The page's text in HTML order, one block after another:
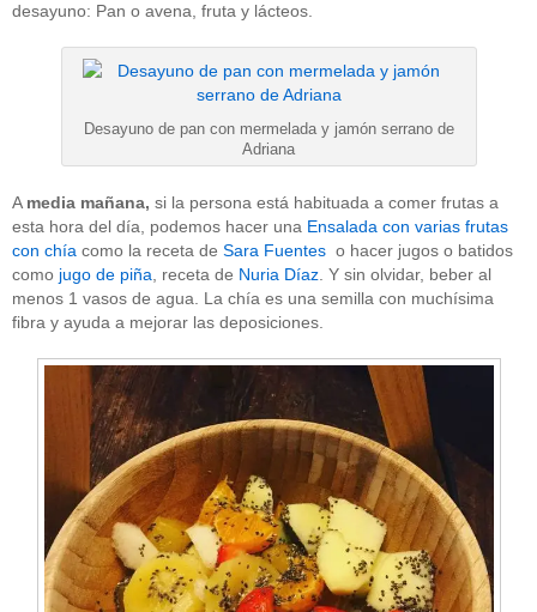
desayuno: Pan o avena, fruta y lácteos.
Desayuno de pan con mermelada y jamón serrano de
Adriana
A media mañana, si la persona está habituada a comer frutas a
esta hora del día, podemos hacer una Ensalada con varias frutas
con chía como la receta de Sara Fuentes o hacer jugos o batidos
como jugo de piña , receta de Nuria Díaz . Y sin olvidar, beber al
menos 1 vasos de agua. La chía es una semilla con muchísima
fibra y ayuda a mejorar las deposiciones.